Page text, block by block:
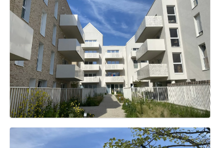
les différents lots, un nombre limité de matériaux est
mis en œuvre sur les constructions. On retrouve la
tuile plate, la brique en terre cuite et l’enduit clair
taloché éponge. La tuile est mise en valeur par des
toitures à double pente offrant, le long de la rive, des
pignons caractéristiques de l’architecture fluviale
présente sur les bords de la Deûle. Choix de matériaux
de tons clairs pour lutter contre les ilots de chaleur.